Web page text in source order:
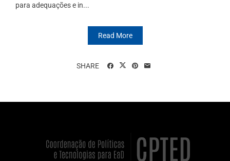
para adequações e in...
Read More
SHARE